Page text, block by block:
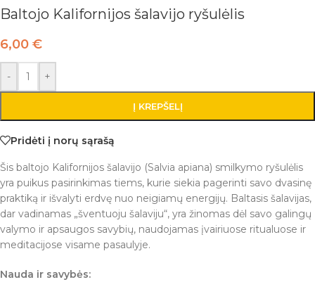
Baltojo Kalifornijos šalavijo ryšulėlis
6,00 €
- +
Į KREPŠELĮ
Pridėti į norų sąrašą
Šis baltojo Kalifornijos šalavijo (Salvia apiana) smilkymo ryšulėlis
yra puikus pasirinkimas tiems, kurie siekia pagerinti savo dvasinę
praktiką ir išvalyti erdvę nuo neigiamų energijų. Baltasis šalavijas,
dar vadinamas „šventuoju šalaviju“, yra žinomas dėl savo galingų
valymo ir apsaugos savybių, naudojamas įvairiuose ritualuose ir
meditacijose visame pasaulyje.
Nauda ir savybės: